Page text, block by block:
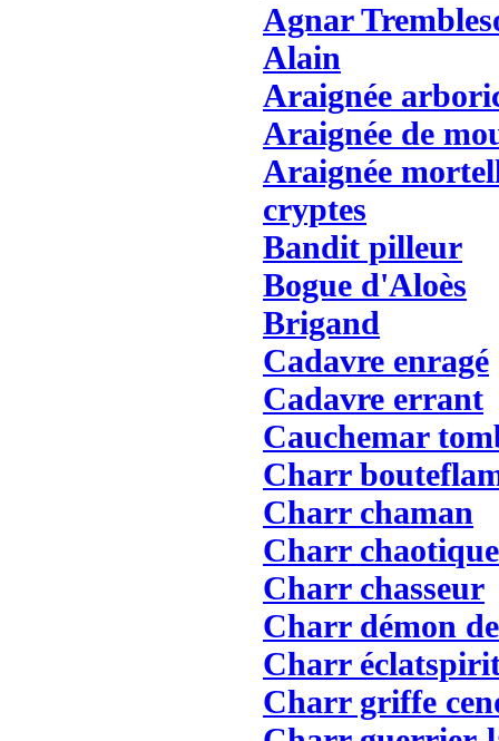
Agnar
Alain
Araignée
Araignée de
Araignée
cryptes
Bandit pilleur
Bogue d'Aloès
Brigand
Cadavre enragé
Cadavre errant
Cauchemar
Charr
Charr chaman
Charr chaotique
Charr chasseur
Charr démon
Charr
Charr griffe